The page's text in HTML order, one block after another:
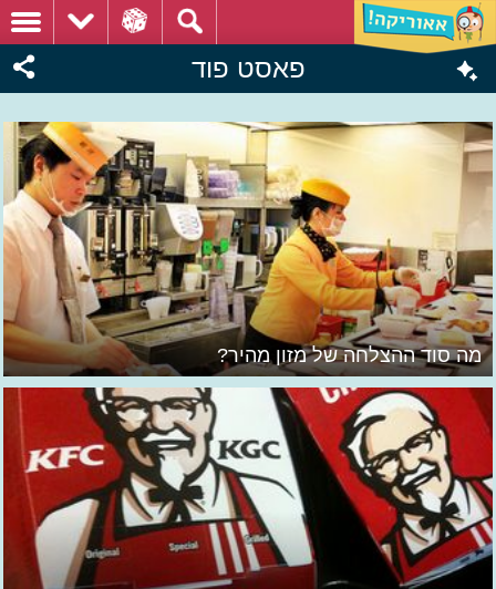
פאסט פוד
מה סוד ההצלחה של מזון מהיר?